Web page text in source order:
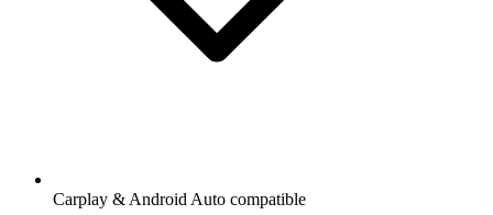
Carplay & Android Auto compatible